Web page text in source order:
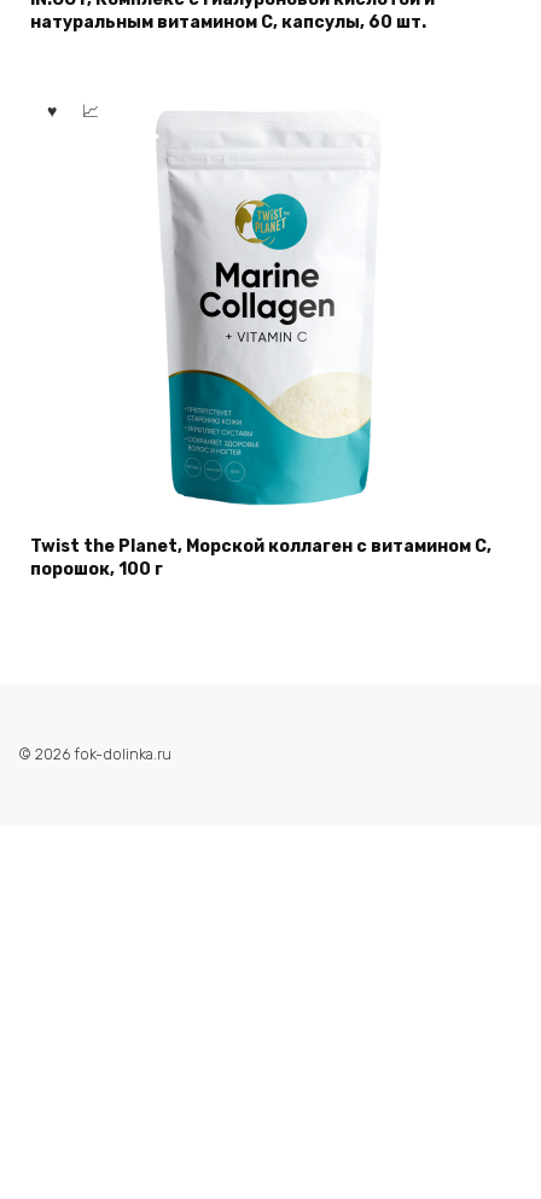
натуральным витамином С, капсулы, 60 шт.
Twist the Planet, Морской коллаген с витамином С,
порошок, 100 г
© 2026 fok-dolinka.ru